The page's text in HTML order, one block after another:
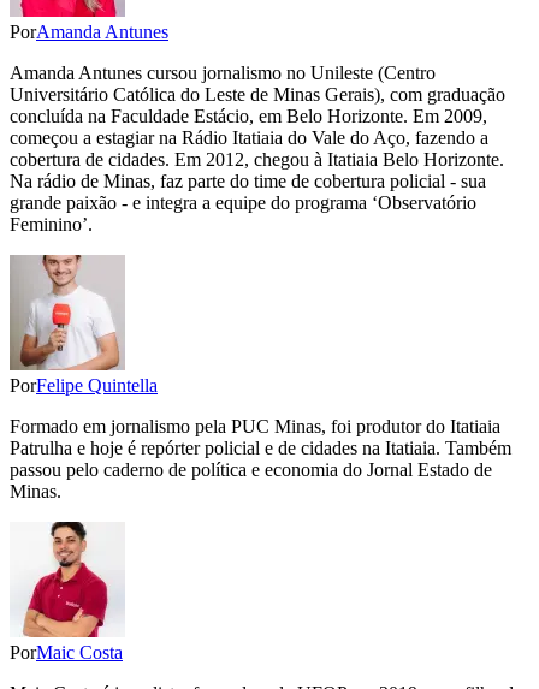
PorAmanda Antunes
Amanda Antunes cursou jornalismo no Unileste (Centro
Universitário Católica do Leste de Minas Gerais), com graduação
concluída na Faculdade Estácio, em Belo Horizonte. Em 2009,
começou a estagiar na Rádio Itatiaia do Vale do Aço, fazendo a
cobertura de cidades. Em 2012, chegou à Itatiaia Belo Horizonte.
Na rádio de Minas, faz parte do time de cobertura policial - sua
grande paixão - e integra a equipe do programa ‘Observatório
Feminino’.
PorFelipe Quintella
Formado em jornalismo pela PUC Minas, foi produtor do Itatiaia
Patrulha e hoje é repórter policial e de cidades na Itatiaia. Também
passou pelo caderno de política e economia do Jornal Estado de
Minas.
PorMaic Costa